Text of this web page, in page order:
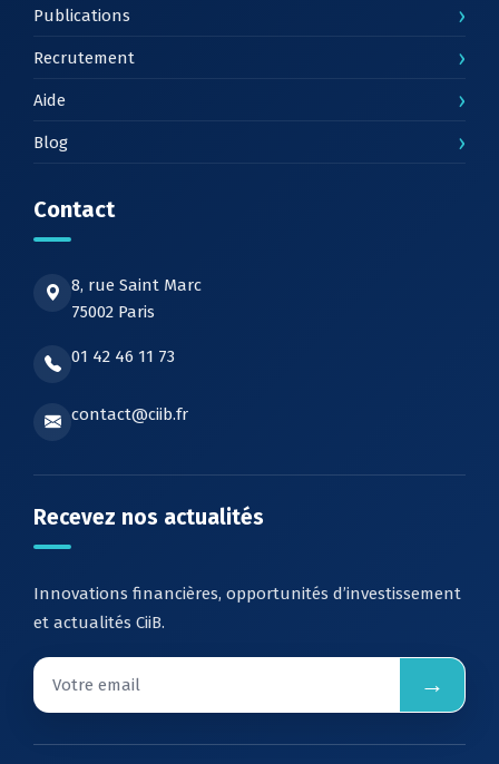
Publications ›
Recrutement ›
Aide ›
Blog ›
Contact
8, rue Saint Marc
75002 Paris
01 42 46 11 73
contact@ciib.fr
Recevez nos actualités
Innovations financières, opportunités d’investissement
et actualités CiiB.
→